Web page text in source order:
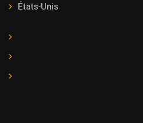
États-Unis